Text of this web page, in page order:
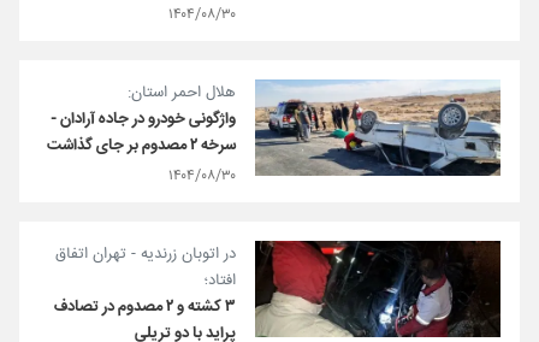
۱۴۰۴/۰۸/۳۰
هلال احمر استان:
واژگونی خودرو در جاده آرادان -
سرخه ۲ مصدوم بر جای گذاشت
۱۴۰۴/۰۸/۳۰
در اتوبان زرندیه - تهران اتفاق
افتاد؛
۳ کشته و ۲ مصدوم در تصادف
پراید با دو تریلی